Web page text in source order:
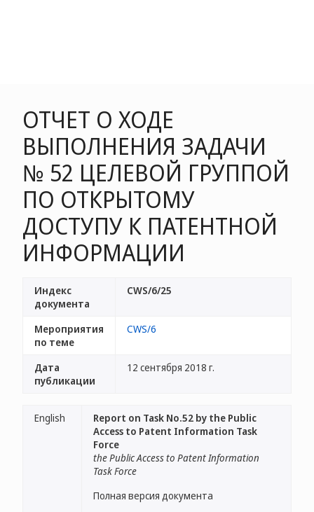
ОТЧЕТ О ХОДЕ
ВЫПОЛНЕНИЯ ЗАДАЧИ
№ 52 ЦЕЛЕВОЙ ГРУППОЙ
ПО ОТКРЫТОМУ
ДОСТУПУ К ПАТЕНТНОЙ
ИНФОРМАЦИИ
Индекс
документа
CWS/6/25
Мероприятия
по теме
CWS/6
Дата
публикации
12 сентября 2018 г.
English
Report on Task No.52 by the Public
Access to Patent Information Task
Force
the Public Access to Patent Information
Task Force
Полная версия документа